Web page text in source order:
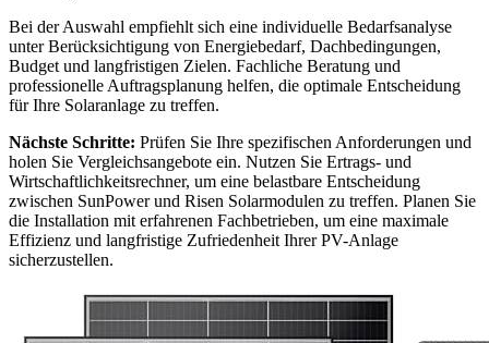
Bei der Auswahl empfiehlt sich eine individuelle Bedarfsanalyse
unter Berücksichtigung von Energiebedarf, Dachbedingungen,
Budget und langfristigen Zielen. Fachliche Beratung und
professionelle Auftragsplanung helfen, die optimale Entscheidung
für Ihre Solaranlage zu treffen.
Nächste Schritte: Prüfen Sie Ihre spezifischen Anforderungen und
holen Sie Vergleichsangebote ein. Nutzen Sie Ertrags- und
Wirtschaftlichkeitsrechner, um eine belastbare Entscheidung
zwischen SunPower und Risen Solarmodulen zu treffen. Planen Sie
die Installation mit erfahrenen Fachbetrieben, um eine maximale
Effizienz und langfristige Zufriedenheit Ihrer PV-Anlage
sicherzustellen.